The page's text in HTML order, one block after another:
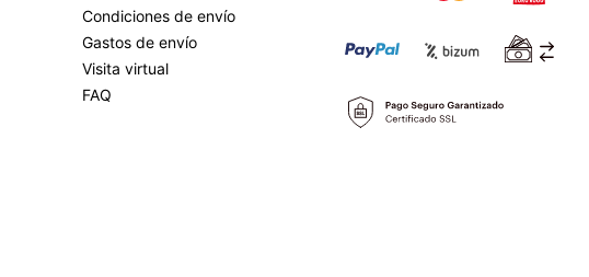
Condiciones de envío
Gastos de envío
Visita virtual
FAQ